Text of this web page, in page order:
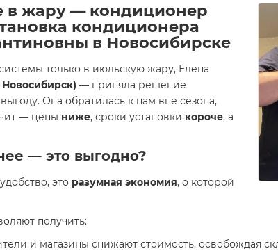
в жару — кондиционер
кондиционера
в Новосибирске
только в июльскую жару, Елена
Новосибирск) — приняла решение
Она обратилась к нам вне сезона,
— цены ниже, сроки установки короче, а
— это выгодно?
это разумная экономия, о которой
получить:
и магазины снижают стоимость, освобождая